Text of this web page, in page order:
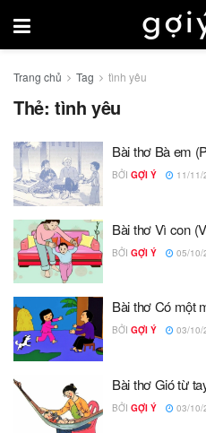
Trang chủ Tag tình yêu
Thẻ: tình yêu
Bài thơ Bà em
BỞI GỢI Ý 11/11/
Bài thơ Vì con
BỞI GỢI Ý 05/10/
Bài thơ Có một
BỞI GỢI Ý 03/10/
Bài thơ Gió từ
BỞI GỢI Ý 03/10/